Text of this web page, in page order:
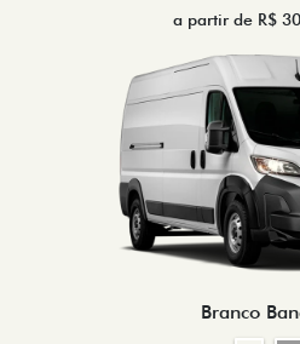
a partir de R$
Branco